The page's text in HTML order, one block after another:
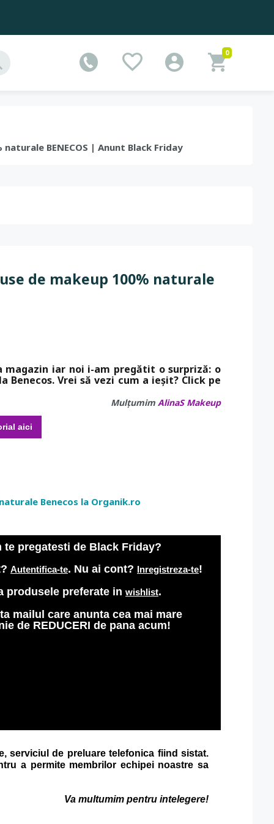
0
BENECOS | Anunt Black Friday
de makeup 100% naturale
iar noi i-am pregătit o surpriză: o
Benecos. Vrei să vezi cum a ieșit? Click pe
Mulțumim AlinaS Makeup
aici
te pregatesti de Black Friday?
Autentifica-te. Nu ai cont? Inregistreza-te!
produsele preferate in wishlist.
mailul care anunta cea mai mare
de REDUCERI de pana acum!
serviciul de preluare telefonica fiind sistat.
a permite membrilor echipei noastre sa
Va multumim pentru intelegere!